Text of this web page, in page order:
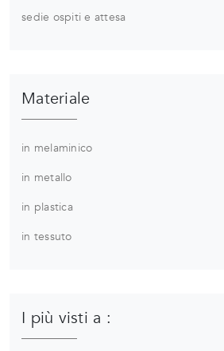
sedie ospiti e attesa
Materiale
in melaminico
in metallo
in plastica
in tessuto
I più visti a :